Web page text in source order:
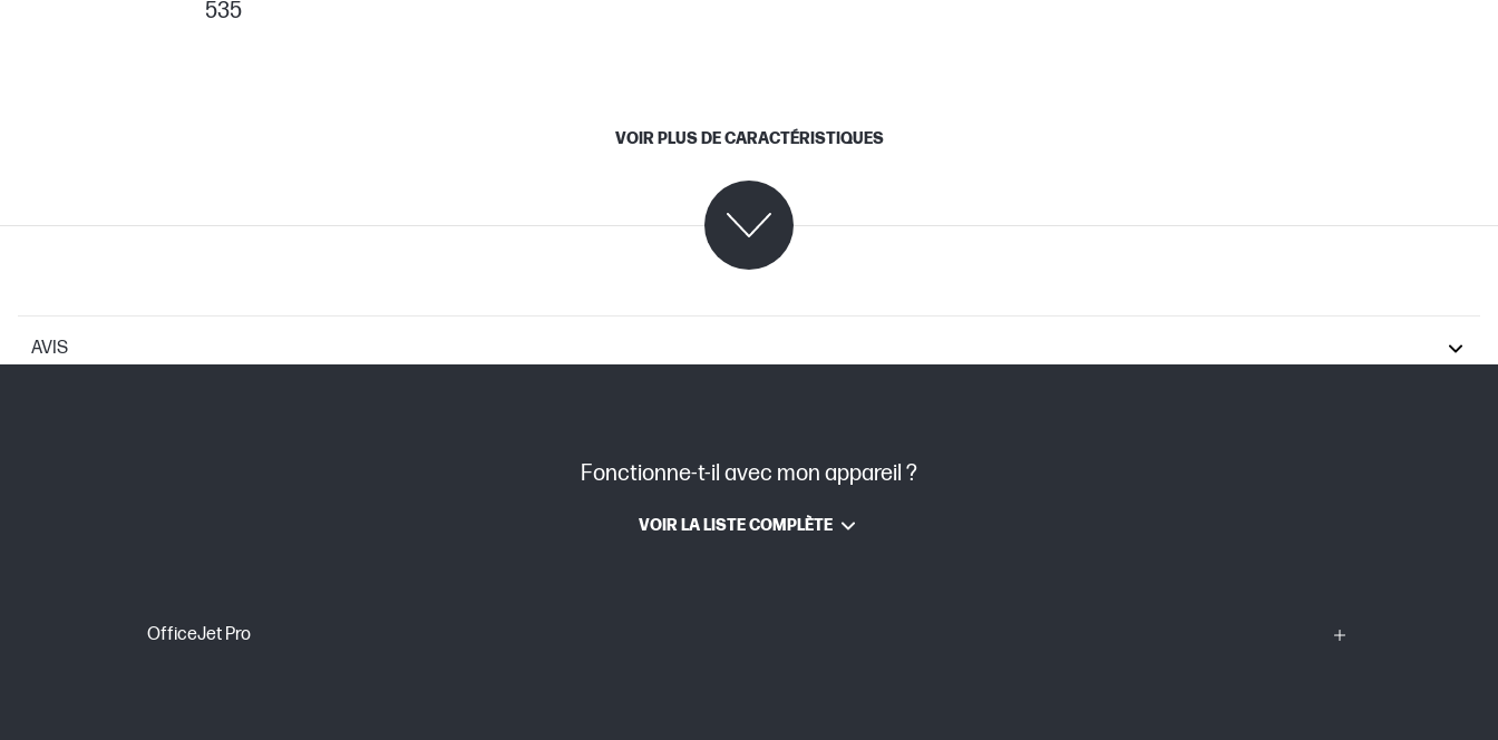
535
VOIR PLUS DE CARACTÉRISTIQUES
C09253859 (PDF) C07988382 (PDF)
TIJ 4.x
Jet d’encre thermique HP
AVIS
Fonctionne-t-il avec mon appareil ?
VOIR LA LISTE COMPLÈTE
OfficeJet Pro